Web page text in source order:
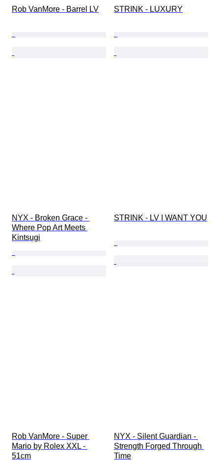
Rob VanMore - Barrel LV STRINK - LUXURY
NYX - Broken Grace -
Where Pop Art Meets
Kintsugi
STRINK - LV I WANT YOU
Rob VanMore - Super
Mario by Rolex XXL -
51cm
NYX - Silent Guardian -
Strength Forged Through
Time